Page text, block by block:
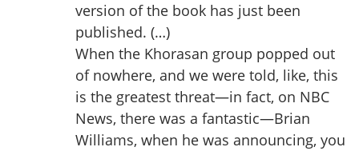
version of the book has just been
published. (…)
When the Khorasan group popped out
of nowhere, and we were told, like, this
is the greatest threat—in fact, on NBC
News, there was a fantastic—Brian
Williams, when he was announcing, you